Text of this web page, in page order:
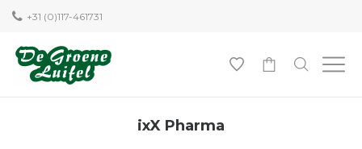
+31 (0)117-461731
ixX Pharma